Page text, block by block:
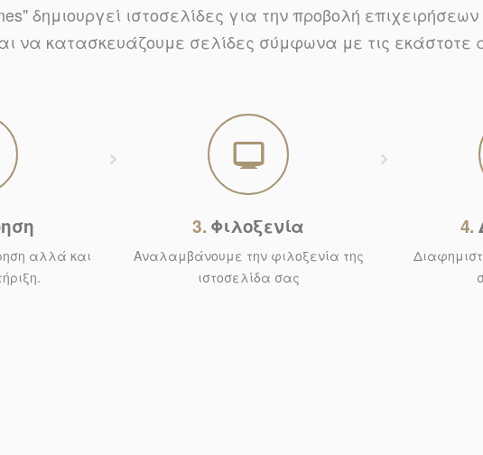
δημιουργεί ιστοσελίδες για την προβολή
να κατασκευάζουμε σελίδες σύμφωνα με τις εκάστοτε
αλλά και
3. Φιλοξενία
Αναλαμβάνουμε την φιλοξενία της
ιστοσελίδα σας
4.